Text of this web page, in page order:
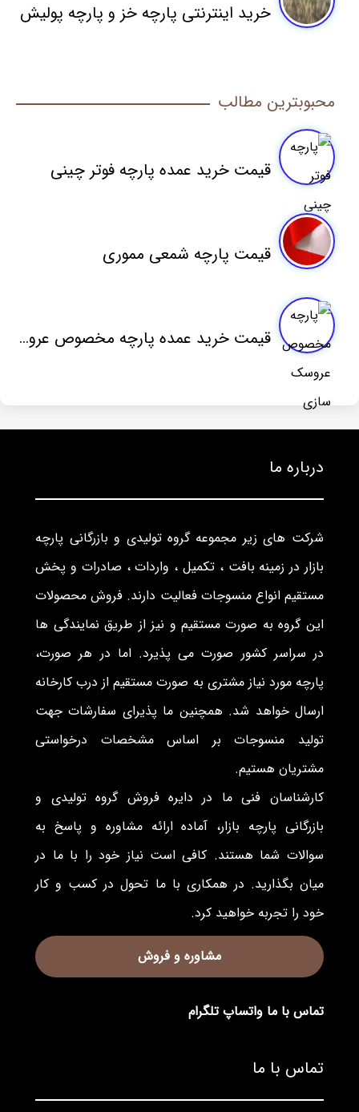
خرید اینترنتی پارچه خز و پارچه پولیش
محبوبترین مطالب
قیمت خرید عمده پارچه فوتر چینی
قیمت پارچه شمعی مموری
قیمت خرید عمده پارچه مخصوص عروسک سازی
درباره ما
شرکت های زیر مجموعه گروه تولیدی و بازرگانی پارچه
بازار در زمینه بافت ، تکمیل ، واردات ، صادرات و پخش
مستقیم انواع منسوجات فعالیت دارند. فروش محصولات
این گروه به صورت مستقیم و نیز از طریق نمایندگی ها
در سراسر کشور صورت می پذیرد. اما در هر صورت،
پارچه مورد نیاز مشتری به صورت مستقیم از درب کارخانه
ارسال خواهد شد. همچنین ما پذیرای سفارشات جهت
تولید منسوجات بر اساس مشخصات درخواستی
مشتریان هستیم.
کارشناسان فنی ما در دایره فروش گروه تولیدی و
بازرگانی پارچه بازار، آماده ارائه مشاوره و پاسخ به
سوالات شما هستند. کافی است نیاز خود را با ما در
میان بگذارید. در همکاری با ما تحول در کسب و کار
خود را تجربه خواهید کرد.
مشاوره و فروش
تماس با ما واتساپ تلگرام
تماس با ما